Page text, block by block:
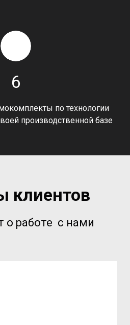
6
по технологии
производственной базе
клиентов
о работе с нами